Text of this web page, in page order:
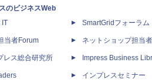
のビジネスWeb
IT
当者Forum
レス総合研究所
SmartGridフォーラム
ネットショップ担当
Impress Business
インプレスセミナー